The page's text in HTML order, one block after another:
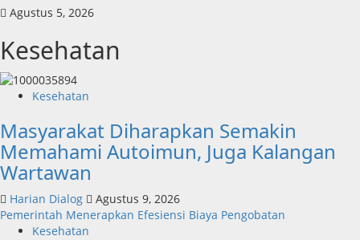
Agustus 5, 2026
Kesehatan
Kesehatan
Masyarakat Diharapkan Semakin
Memahami Autoimun, Juga Kalangan
Wartawan
Harian Dialog
Agustus 9, 2026
Pemerintah Menerapkan Efesiensi Biaya Pengobatan
Kesehatan